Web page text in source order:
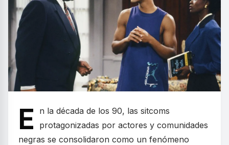
E
n la década de los 90, las sitcoms
protagonizadas por actores y comunidades
negras se consolidaron como un fenómeno